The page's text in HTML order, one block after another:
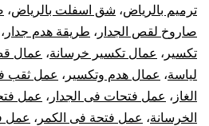
ترميم بالرياض، شق اسفلت بالرياض،
صاروخ لقص الجدار ، طريقة هدم جدار ،
تكسير ، عمال تكسير خرسانة، عمال
لياسة، عمال هدم وتكسير ، عمل ثقب
الغاز ، عمل فتحات فى الجدار ، عمل
الخرسانة، عمل فتحة فى الكمر ، عمل